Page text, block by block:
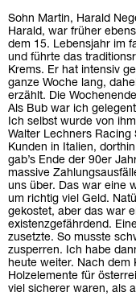
Sohn Martin, Harald
Harald, war früher
dem 15. Lebensjahr im
und führte das
Krems. Er hat intensiv
ganze Woche lang,
erzählt. Die
Als Bub war ich
Ich selbst wurde von
Walter Lechners Racing
Kunden in Italien,
gab’s Ende der 90er
massive
uns über. Das war eine
um richtig viel Geld.
gekostet, aber das war
existenzgefährdend.
zusetzte. So musste
zusperren. Ich habe
heute weiter. Nach dem
Holzelemente für
viel sicherer waren, als